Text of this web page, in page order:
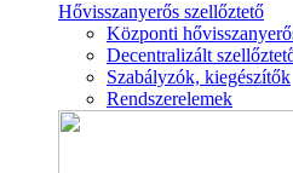
Hővisszanyerős szellőztető
Központi
Decentralizált
Szabályzók, kiegészítők
Rendszerelemek